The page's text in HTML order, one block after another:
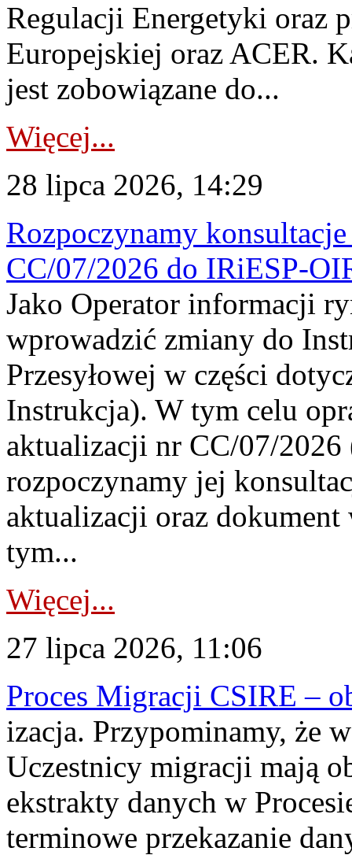
Regulacji Energetyki oraz
Europejskiej oraz ACER.
jest zobowiązane do...
Więcej...
28 lipca 2026, 14:29
Rozpoczynamy
CC/07/2026 do IRiESP-
Jako Operator informacji
wprowadzić zmiany do
Przesyłowej w części
Instrukcja). W tym celu
aktualizacji nr CC/07/
rozpoczynamy jej
aktualizacji oraz
tym...
Więcej...
27 lipca 2026, 11:06
Proces Migracji CSIRE –
izacja. Przypominamy, że
Uczestnicy migracji mają
ekstrakty danych w
terminowe przekazanie